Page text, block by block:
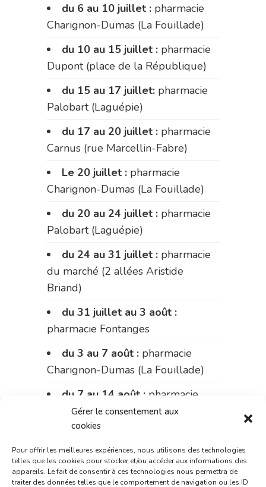
Gérer le consentement aux
cookies
Pour offrir les meilleures expériences, nous utilisons des technologies
telles que les cookies pour stocker et/ou accéder aux informations des
appareils. Le fait de consentir à ces technologies nous permettra de
traiter des données telles que le comportement de navigation ou les ID
du 6 au 10 juillet : pharmacie
Charignon-Dumas (La Fouillade)
du 10 au 15 juillet : pharmacie
Dupont (place de la République)
du 15 au 17 juillet: pharmacie
Palobart (Laguépie)
du 17 au 20 juillet : pharmacie
Carnus (rue Marcellin-Fabre)
Le 20 juillet : pharmacie
Charignon-Dumas (La Fouillade)
du 20 au 24 juillet : pharmacie
Palobart (Laguépie)
du 24 au 31 juillet : pharmacie
du marché (2 allées Aristide
Briand)
du 31 juillet au 3 août :
pharmacie Fontanges
du 3 au 7 août : pharmacie
Charignon-Dumas (La Fouillade)
du 7 au 14 août : pharmacie
Bonnemaire (rue Saint-Jacques)
du marché (2 allées Aristide
Briand)